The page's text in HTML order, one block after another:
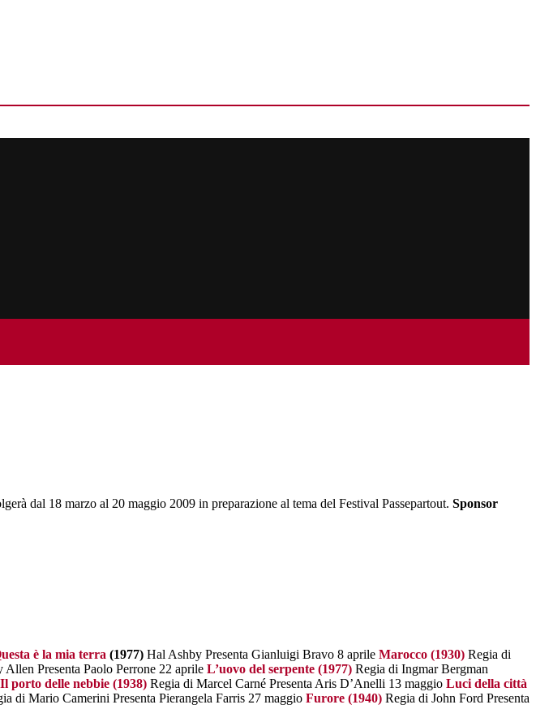
dal 18 marzo al 20 maggio 2009 in preparazione al tema del Festival Passepartout. Sponsor
è la mia terra (1977) Hal Ashby Presenta Gianluigi Bravo 8 aprile Marocco (1930) Regia di
Allen Presenta Paolo Perrone 22 aprile L’uovo del serpente (1977) Regia di Ingmar Bergman
Il porto delle nebbie (1938) Regia di Marcel Carné Presenta Aris D’Anelli 13 maggio Luci della città
di Mario Camerini Presenta Pierangela Farris 27 maggio Furore (1940) Regia di John Ford Presenta